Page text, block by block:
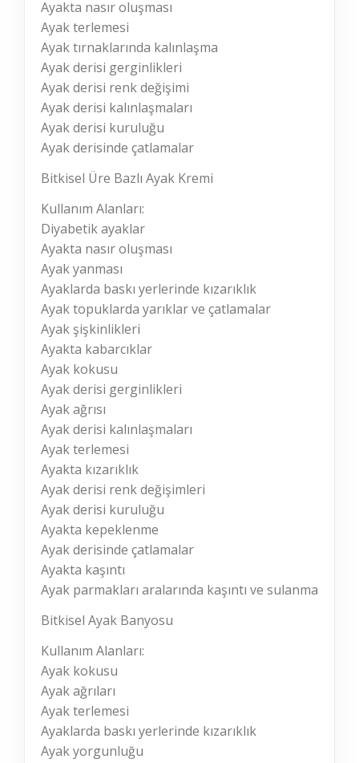
Ayakta nasır oluşması
Ayak terlemesi
Ayak tırnaklarında kalınlaşma
Ayak derisi gerginlikleri
Ayak derisi renk değişimi
Ayak derisi kalınlaşmaları
Ayak derisi kuruluğu
Ayak derisinde çatlamalar
Bitkisel Üre Bazlı Ayak Kremi
Kullanım Alanları:
Diyabetik ayaklar
Ayakta nasır oluşması
Ayak yanması
Ayaklarda baskı yerlerinde kızarıklık
Ayak topuklarda yarıklar ve çatlamalar
Ayak şişkinlikleri
Ayakta kabarcıklar
Ayak kokusu
Ayak derisi gerginlikleri
Ayak ağrısı
Ayak derisi kalınlaşmaları
Ayak terlemesi
Ayakta kızarıklık
Ayak derisi renk değişimleri
Ayak derisi kuruluğu
Ayakta kepeklenme
Ayak derisinde çatlamalar
Ayakta kaşıntı
Ayak parmakları aralarında kaşıntı ve sulanma
Bitkisel Ayak Banyosu
Kullanım Alanları:
Ayak kokusu
Ayak ağrıları
Ayak terlemesi
Ayaklarda baskı yerlerinde kızarıklık
Ayak yorgunluğu